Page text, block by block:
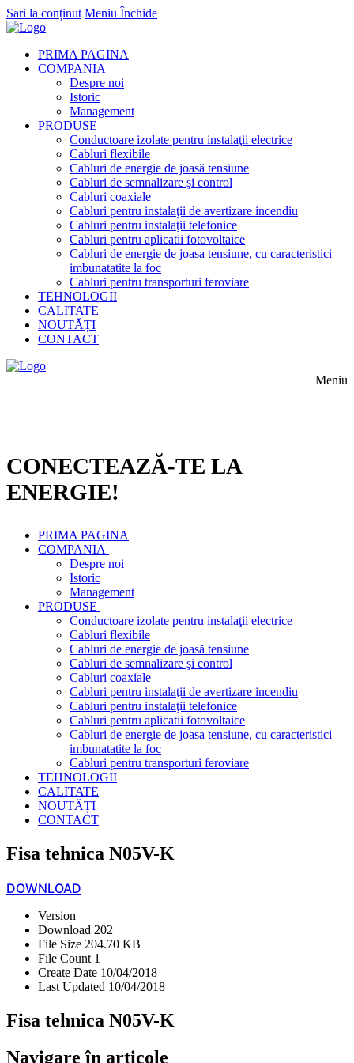
Sari la conținut Meniu Închide
PRIMA PAGINA
COMPANIA
Despre noi
Istoric
Management
PRODUSE
Conductoare izolate pentru instalaţii electrice
Cabluri flexibile
Cabluri de energie de joasă tensiune
Cabluri de semnalizare şi control
Cabluri coaxiale
Cabluri pentru instalaţii de avertizare incendiu
Cabluri pentru instalaţii telefonice
Cabluri pentru aplicatii fotovoltaice
Cabluri de energie de joasa tensiune, cu caracteristici
imbunatatite la foc
Cabluri pentru transporturi feroviare
TEHNOLOGII
CALITATE
NOUTĂȚI
CONTACT
Meniu
CONECTEAZĂ-TE LA
ENERGIE!
PRIMA PAGINA
COMPANIA
Despre noi
Istoric
Management
PRODUSE
Conductoare izolate pentru instalaţii electrice
Cabluri flexibile
Cabluri de energie de joasă tensiune
Cabluri de semnalizare şi control
Cabluri coaxiale
Cabluri pentru instalaţii de avertizare incendiu
Cabluri pentru instalaţii telefonice
Cabluri pentru aplicatii fotovoltaice
Cabluri de energie de joasa tensiune, cu caracteristici
imbunatatite la foc
Cabluri pentru transporturi feroviare
TEHNOLOGII
CALITATE
NOUTĂȚI
CONTACT
Fisa tehnica N05V-K
DOWNLOAD
Version
Download 202
File Size 204.70 KB
File Count 1
Create Date 10/04/2018
Last Updated 10/04/2018
Fisa tehnica N05V-K
Navigare în articole